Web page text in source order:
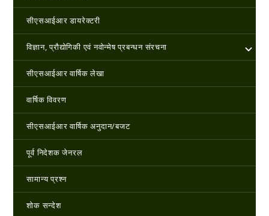
सीएसआईआर डायरेक्टरी
विज्ञान, प्रौद्योगिकी एवं नवोन्‍मेष प्रबन्‍धन संरचना
सीएसआईआर वार्षिक लेखा
वार्षिक विवरण
सीएसआईआर वार्षिक अनुदान/बजट
पूर्व निदेशक जेनरल
सामान्य प्रश्न
शोक सन्देश